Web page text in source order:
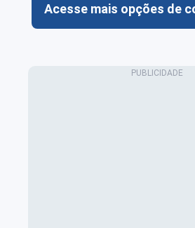
Acesse mais opções de